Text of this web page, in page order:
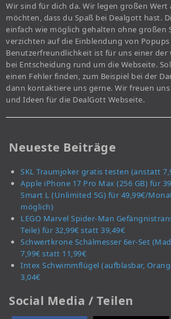
Wir sind für dich da. Wir legen großen Wert
möchten, dass du Spaß bei Dealgott hast.
einfach wie möglich gehalten ohne großen
verzichten auf die Einblendung von
Benutzerfreundlichkeit ist für uns einer der
bei Entscheidung rund um die Webseite.
einen Fehler finden, zum Beispiel bei der
dann kontaktiere uns gerne. Wir freuen
und Ideen für die DealGott Webseite.
Neueste Beiträge
SKL Traumjoker gratis testen (anstatt
Apple iPhone 17 Pro Max (256 GB) für
Smart L (Unlimited 5G) für 49,99€/
möglich)
LEGO Marvel Spider-Man
Teile) für 32,99€ statt 39,49€
Schwertkrone Schälmesser 6er-Set
7,99€ statt 11,99€
Intex Schwimmflügel (aufblasbar,
3,04€
Social Media / Teilen